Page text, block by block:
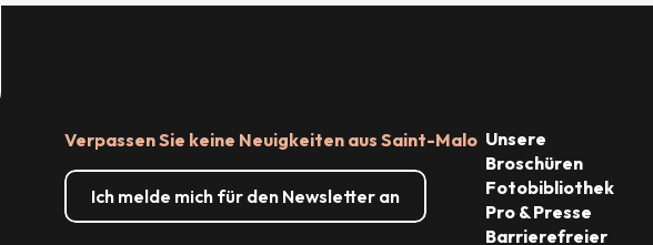
Verpassen Sie keine Neuigkeiten aus Saint-Malo
Ich melde mich für den Newsletter an
Unsere
Broschüren
Fotobibliothek
Pro & Presse
Barrierefreier